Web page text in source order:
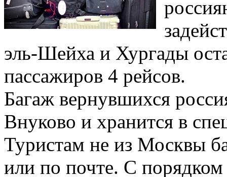
эль-Шейха и Хургады
пассажиров 4 рейсов.
Багаж вернувшихся
Внуково и хранится в
Туристам не из Москвы
или по почте. С